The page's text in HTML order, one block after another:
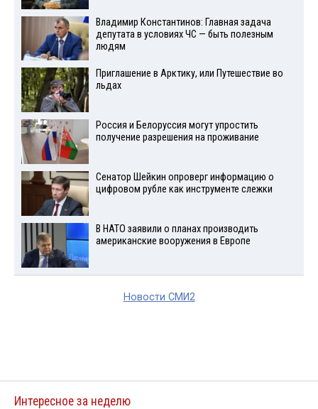
Владимир Константинов: Главная задача
депутата в условиях ЧС — быть полезным
людям
Приглашение в Арктику, или Путешествие во
льдах
Россия и Белоруссия могут упростить
получение разрешения на проживание
Сенатор Шейкин опроверг информацию о
цифровом рубле как инструменте слежки
В НАТО заявили о планах производить
американские вооружения в Европе
Новости СМИ2
Интересное за неделю